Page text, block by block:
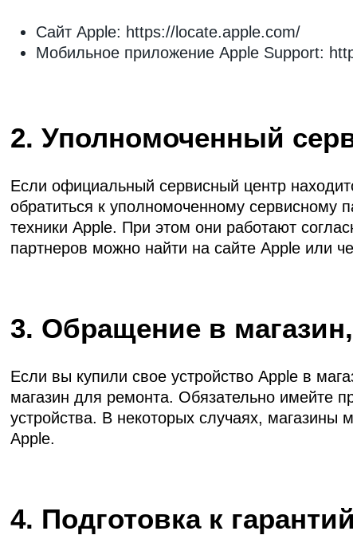
Сайт Apple: https://locate.apple.com/
Мобильное приложение Apple Support:
2. Уполномоченный
Если официальный сервисный центр
обратиться к уполномоченному сервисному
техники Apple. При этом они работают
партнеров можно найти на сайте Apple или
3. Обращение в
Если вы купили свое устройство Apple в
магазин для ремонта. Обязательно имейте
устройства. В некоторых случаях, магазины
Apple.
4. Подготовка к